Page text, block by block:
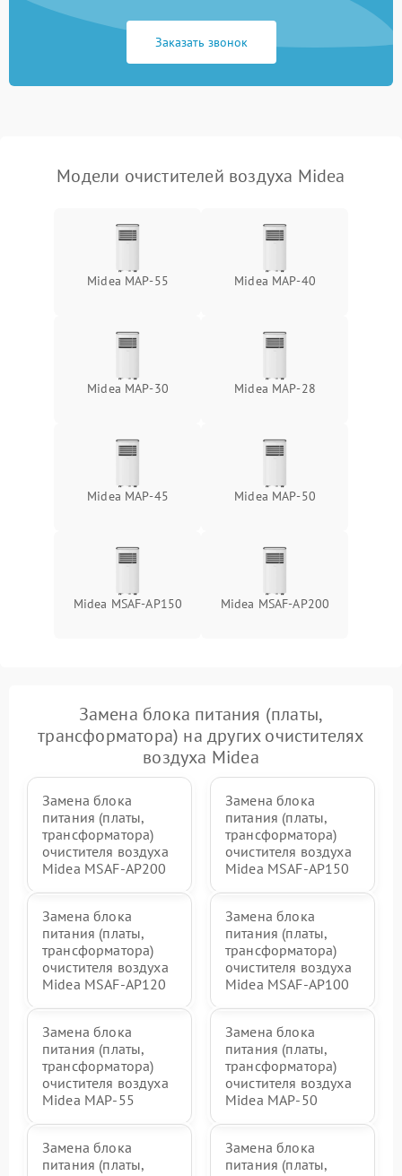
Неисправность системы
Неисправность системы
защиты от перегрева
от перенапряжения
Подробнее →
Подробнее →
Не работает авто-режим Подробнее →
Заказать звонок
Модели очистителей воздуха Midea
Midea MAP-55 Midea MAP-40
Midea MAP-30 Midea MAP-28
Midea MAP-45 Midea MAP-50
Midea MSAF-AP150 Midea MSAF-AP200
Замена блока питания (платы,
трансформатора) на других очистителях
воздуха Midea
Замена блока
питания (платы,
трансформатора)
очистителя воздуха
Midea MSAF-AP200
Замена блока
питания (платы,
трансформатора)
очистителя воздуха
Midea MSAF-AP150
Замена блока
питания (платы,
трансформатора)
очистителя воздуха
Midea MSAF-AP120
Замена блока
питания (платы,
трансформатора)
очистителя воздуха
Midea MSAF-AP100
Замена блока
питания (платы,
трансформатора)
очистителя воздуха
Midea MAP-55
Замена блока
питания (платы,
трансформатора)
очистителя воздуха
Midea MAP-50
Замена блока
питания (платы,
Замена блока
питания (платы,